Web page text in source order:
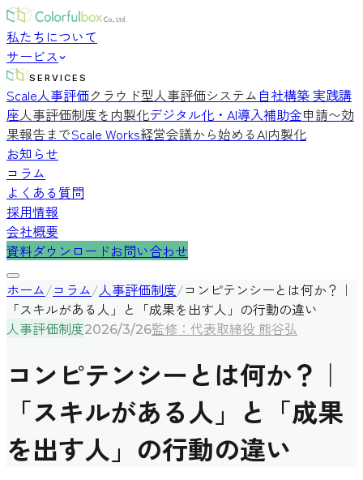
私たちについて
サービス
SERVICES
Scale人事評価クラウド型人事評価システム 自社構築 実践講
座人事評価制度を内製化デジタル化・AI導入補助金申請〜効
果報告までScale Works経営会議から始めるAI内製化
お知らせ
コラム
よくある質問
採用情報
会社概要
資料ダウンロードお問い合わせ
ホーム/コラム/人事評価制度/コンピテンシーとは何か？｜
「スキルがある人」と「成果を出す人」の行動の違い
人事評価制度2026/3/26監修：代表取締役 熊谷弘
コンピテンシーとは何か？｜
「スキルがある人」と「成果
を出す人」の行動の違い